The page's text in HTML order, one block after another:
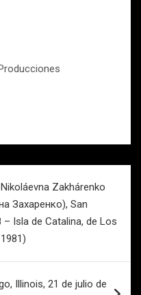
Zakhárenko
Захаренко), San
Isla de Catalina, de Los
Illinois, 21 de julio de